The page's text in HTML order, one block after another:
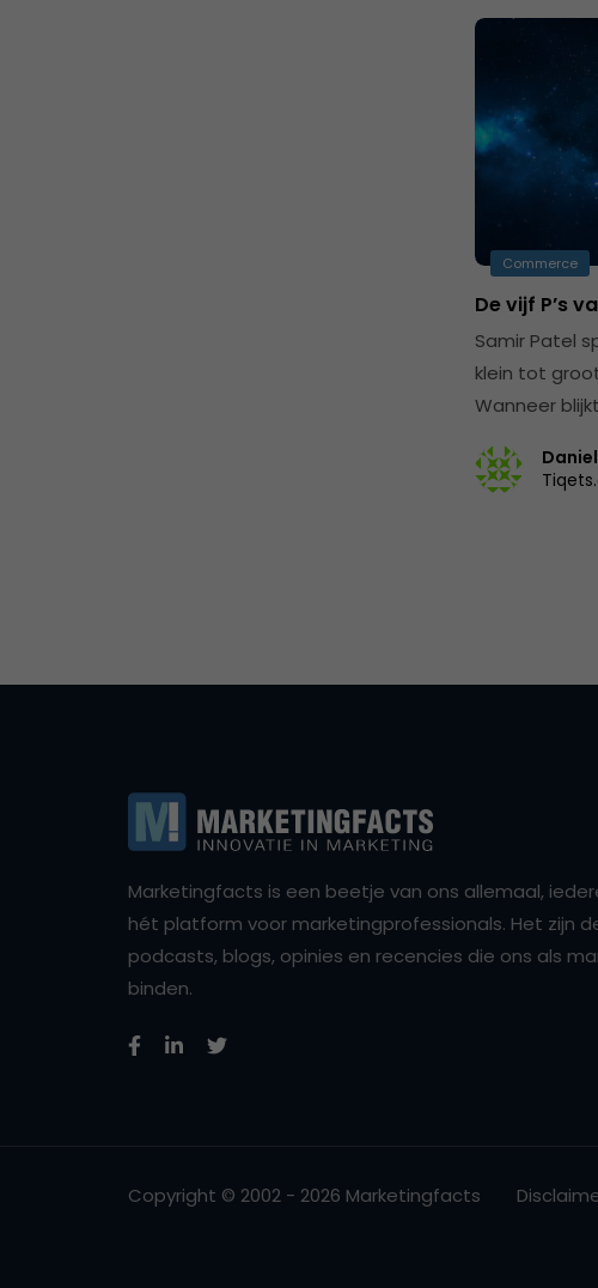
Commerce
De vijf P’s
Samir Patel
klein tot
Wanneer
Marketingfacts is een beetje van ons allemaal,
hét platform voor marketingprofessionals. Het zijn
podcasts, blogs, opinies en recencies die ons als
binden.
Copyright © 2002 - 2026 Marketingfacts